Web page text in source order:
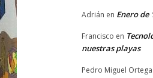
Adrián en Enero de
Francisco en
nuestras playas
Pedro Miguel